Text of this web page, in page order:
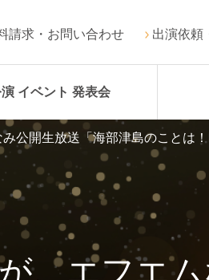
請求・お問い合わせ 出演依頼
イベント 発表会
、エフエ
公開生放送「海部津島のことは